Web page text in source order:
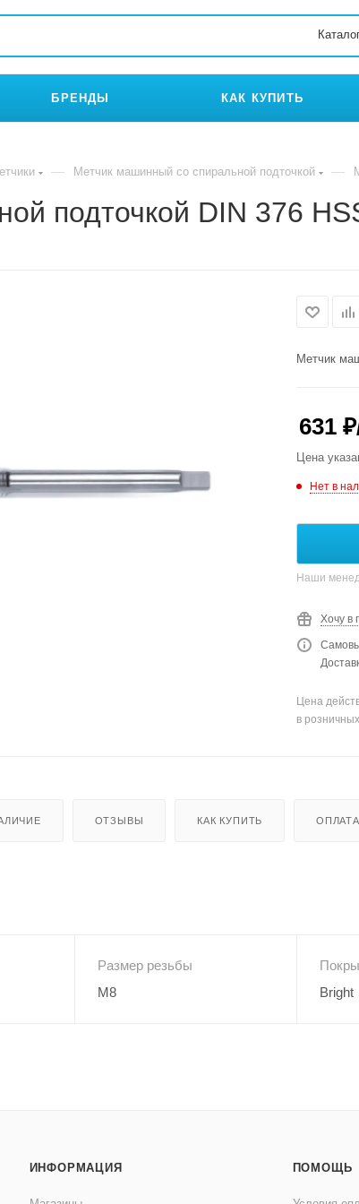
БРЕНДЫ КАК КУПИТЬ
— Метчик машинный со спиральной подточкой —
подточкой DIN 376
Метчик
631 ₽
Цена
Нет в
Наши
Хочу в
Цена
в
ОТЗЫВЫ КАК КУПИТЬ ОПЛАТА
Размер резьбы
M8
Bright
ИНФОРМАЦИЯ ПОМОЩЬ